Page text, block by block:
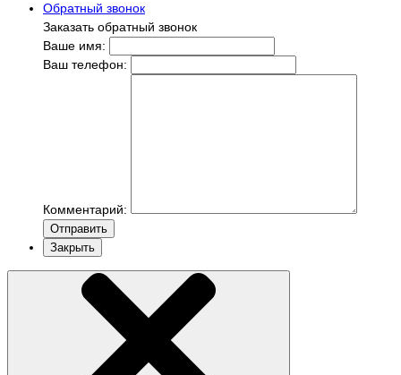
Обратный звонок
Заказать обратный звонок
Ваше имя:
Ваш телефон:
Комментарий:
Отправить
Закрыть